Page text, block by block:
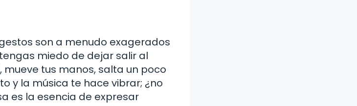
son a menudo exagerados
miedo de dejar salir al
tus manos, salta un poco
y la música te hace vibrar; ¿no
es la esencia de expresar